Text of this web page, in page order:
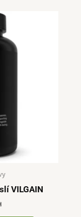
VILGAIN